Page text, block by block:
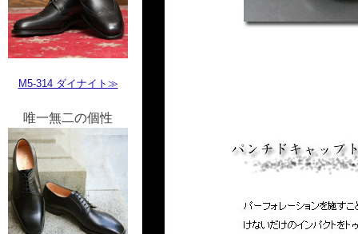
M5-314 ダイナイト≫
唯一無二の個性